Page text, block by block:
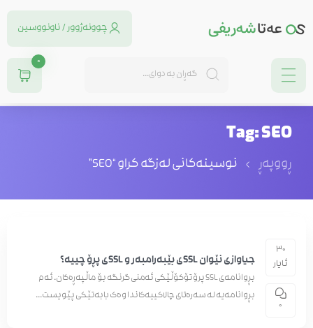
چوونەژوور / ناونووسین
0
Tag: SEO
ڕووپەڕ نوسینه‌كانی له‌زگه‌ كراو “SEO”
30
ئایار
0
جیاوازی نێوان SSLی بێبەرامبەر و SSLی پڕۆ چییە؟
بڕوانامەی SSL پرۆتۆکۆڵێکی ئەمنی گرنگە بۆ ماڵپەڕەکان. ئەم
بڕوانامەیە لە سەرەتای چالاکییەکاندا وەک بابەتێکی پێویست...